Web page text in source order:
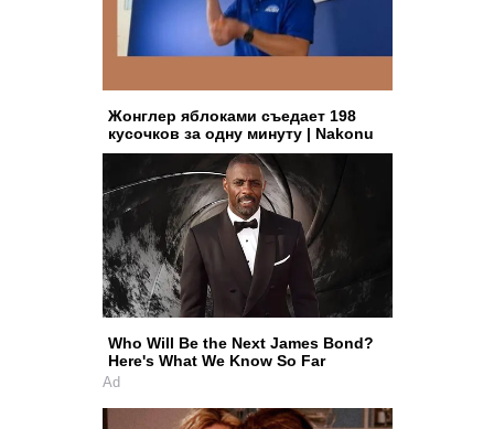
Жонглер яблоками съедает 198
кусочков за одну минуту | Nakonu
Who Will Be the Next James Bond?
Here's What We Know So Far
Ad